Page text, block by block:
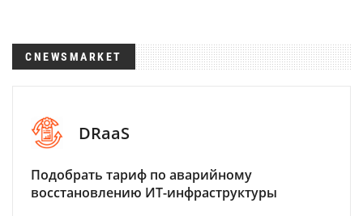
CNEWSMARKET
DRaaS
Подобрать тариф по аварийному
восстановлению ИТ-инфраструктуры